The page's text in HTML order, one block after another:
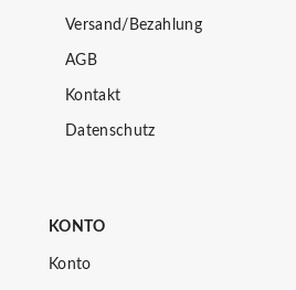
Versand/Bezahlung
AGB
Kontakt
Datenschutz
KONTO
Konto